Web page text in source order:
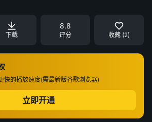
下载
8.8
评分 收藏 (2)
快的播放速度(需最新版谷歌浏览器)
立即开通